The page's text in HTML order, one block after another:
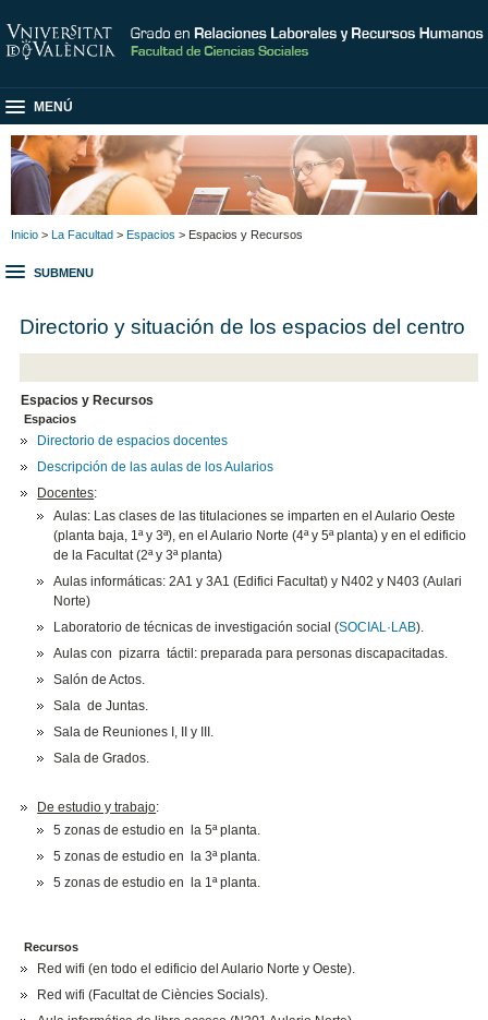
MENÚ
Inicio > La Facultad > Espacios > Espacios y Recursos
SUBMENU
Directorio y situación de los espacios del centro
Espacios y Recursos
Espacios
Directorio de espacios docentes
Descripción de las aulas de los Aularios
Docentes:
Aulas: Las clases de las titulaciones se imparten en el Aulario Oeste
(planta baja, 1ª y 3ª), en el Aulario Norte (4ª y 5ª planta) y en el edificio
de la Facultat (2ª y 3ª planta)
Aulas informáticas: 2A1 y 3A1 (Edifici Facultat) y N402 y N403 (Aulari
Norte)
Laboratorio de técnicas de investigación social (SOCIAL·LAB).
Aulas con pizarra táctil: preparada para personas discapacitadas.
Salón de Actos.
Sala de Juntas.
Sala de Reuniones I, II y III.
Sala de Grados.
De estudio y trabajo:
5 zonas de estudio en la 5ª planta.
5 zonas de estudio en la 3ª planta.
5 zonas de estudio en la 1ª planta.
Recursos
Red wifi (en todo el edificio del Aulario Norte y Oeste).
Red wifi (Facultat de Ciències Socials).